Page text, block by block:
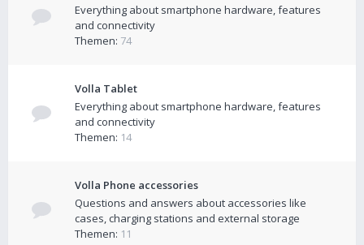
Everything about smartphone hardware, features
and connectivity
Themen: 74
Volla Tablet
Everything about smartphone hardware, features
and connectivity
Themen: 14
Volla Phone accessories
Questions and answers about accessories like
cases, charging stations and external storage
Themen: 11